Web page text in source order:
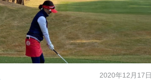
2020年12月17日